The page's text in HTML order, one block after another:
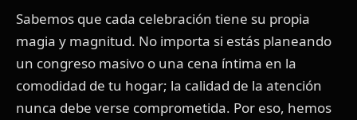
Sabemos que cada celebración tiene su propia
magia y magnitud. No importa si estás planeando
un congreso masivo o una cena íntima en la
comodidad de tu hogar; la calidad de la atención
nunca debe verse comprometida. Por eso, hemos